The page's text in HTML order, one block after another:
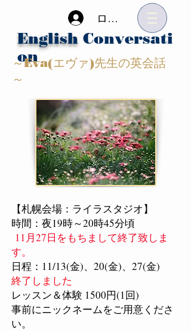
ログイン
English Conversati
on
～Eva(エヴァ)先生の英会話
～
【札幌会場：ライラスタジオ】
時間：夜19時～20時45分頃
11月27日をもちまして終了致しま
す。
日程：11/13(金)、20(金)、27(金)
終了しました
レッスン＆体験 1500円(1回)
事前にニックネームをご用意くださ
い。